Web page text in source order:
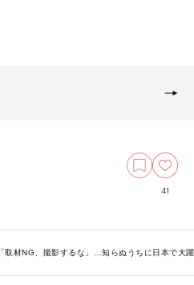
41
「取材NG、撮影するな」…知らぬうちに日本で大